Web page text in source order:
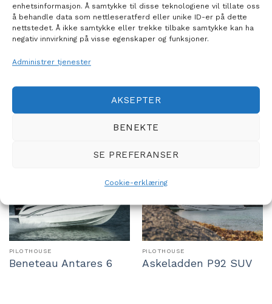
enhetsinformasjon. Å samtykke til disse teknologiene vil tillate oss
å behandle data som nettleseratferd eller unike ID-er på dette
nettstedet. Å ikke samtykke eller trekke tilbake samtykke kan ha
negativ innvirkning på visse egenskaper og funksjoner.
Administrer tjenester
AKSEPTER
BENEKTE
SE PREFERANSER
Cookie-erklæring
Askeladden P79
PILOTHOUSE
Uttern C70
PILOTHOUSE
Beneteau Antares 6
PILOTHOUSE
Askeladden P92 SUV